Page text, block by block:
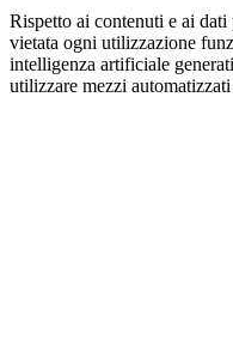
Rispetto ai contenuti e ai
vietata ogni utilizzazione
intelligenza artificiale
utilizzare mezzi